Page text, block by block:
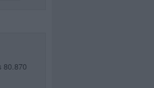
80.870